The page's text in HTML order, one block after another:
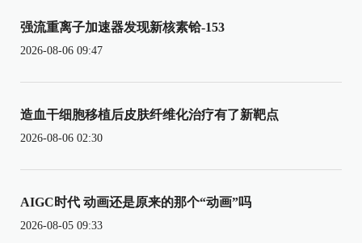
强流重离子加速器发现新核素铪-153
2026-08-06 09:47
造血干细胞移植后皮肤纤维化治疗有了新靶点
2026-08-06 02:30
AIGC时代 动画还是原来的那个“动画”吗
2026-08-05 09:33